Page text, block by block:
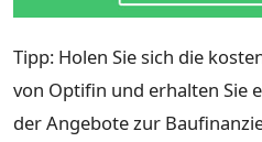
Tipp: Holen Sie sich die
von Optifin und erhalten Sie
der Angebote zur